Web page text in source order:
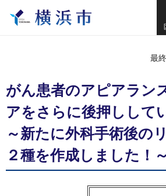
最
がん患者のアピアラン
アをさらに後押しして
～新たに外科手術後の
２種を作成しました！～